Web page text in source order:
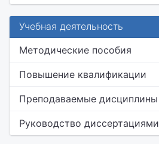
Учебная деятельность
Методические пособия
Повышение квалификации
Преподаваемые дисциплины
Руководство диссертациями